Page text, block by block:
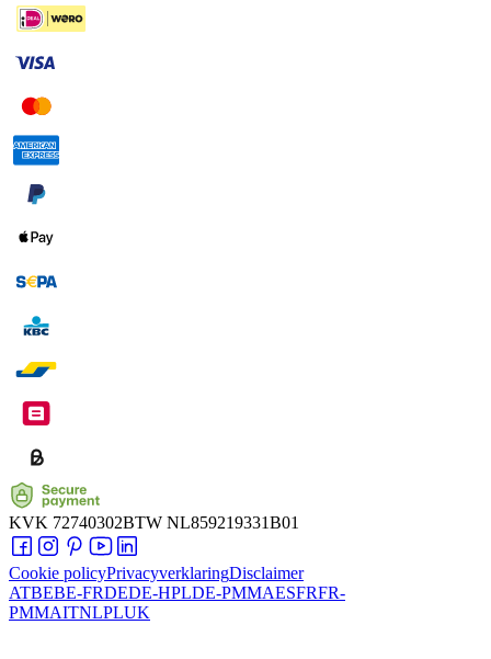
KVK 72740302BTW NL859219331B01
Cookie policyPrivacyverklaringDisclaimer
ATBEBE-FRDEDE-HPLDE-PMMAESFRFR-
PMMAITNLPLUK